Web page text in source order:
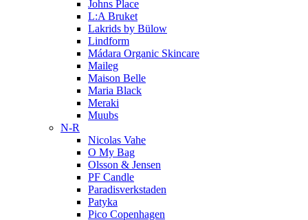
Johns Place
L:A Bruket
Lakrids by Bülow
Lindform
Mádara Organic Skincare
Maileg
Maison Belle
Maria Black
Meraki
Muubs
N-R
Nicolas Vahe
O My Bag
Olsson & Jensen
PF Candle
Paradisverkstaden
Patyka
Pico Copenhagen